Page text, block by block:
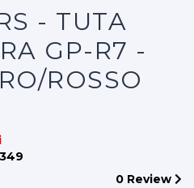
- TUTA
GP-R7 -
ROSSO
0 Review